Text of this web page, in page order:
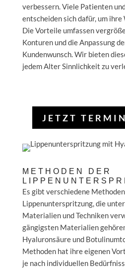
verbessern. Viele Patienten
entscheiden sich dafür, um ihre
Die Vorteile umfassen
Konturen und die Anpassung
Kundenwunsch. Wir bieten
jedem Alter Sinnlichkeit zu
JETZT
METHODEN DER
Es gibt verschiedene
Lippenunterspritzung, die
Materialien und Techniken
gängigsten Materialien
Hyaluronsäure und
Methoden hat ihre eigenen
je nach individuellen